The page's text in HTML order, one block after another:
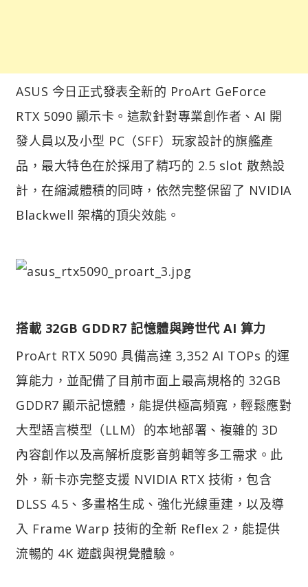
ASUS 今日正式發表全新的 ProArt GeForce
RTX 5090 顯示卡。這款針對專業創作者、AI 開
發人員以及小型 PC（SFF）玩家設計的旗艦產
品，最大特色在於採用了精巧的 2.5 slot 散熱設
計，在縮減體積的同時，依然完整保留了 NVIDIA
Blackwell 架構的頂尖效能。
搭載 32GB GDDR7 記憶體與跨世代 AI 算力​
ProArt RTX 5090 具備高達 3,352 AI TOPs 的運
算能力，並配備了目前市面上最高規格的 32GB
GDDR7 顯示記憶體，能提供極高頻寬，輕鬆應對
大型語言模型（LLM）的本地部署、複雜的 3D
內容創作以及高解析度影音剪輯等多工需求。此
外，新卡亦完整支援 NVIDIA RTX 技術，包含
DLSS 4.5、多畫格生成、強化光線重建，以及導
入 Frame Warp 技術的全新 Reflex 2，能提供
流暢的 4K 遊戲與視覺體驗。